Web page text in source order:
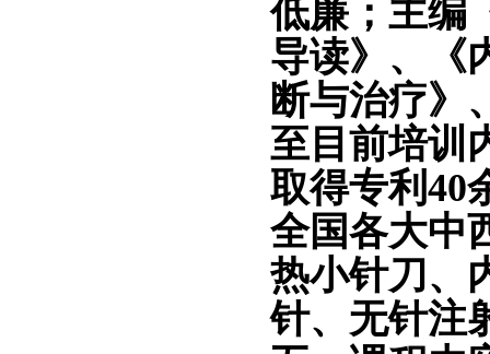
低廉；主编
导读》、《
断与治疗》
至目前培训
取得专利40
全国各大中
热小针刀、
针、无针注